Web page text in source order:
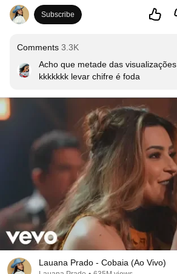
Subscribe
Comments 3.3K
Acho que metade das
kkkkkkk levar chifre é foda
Lauana Prado - Cobaia (Ao Vivo)